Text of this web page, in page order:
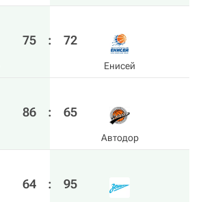
75 : 72
Енисей
86 : 65
Автодор
64 : 95